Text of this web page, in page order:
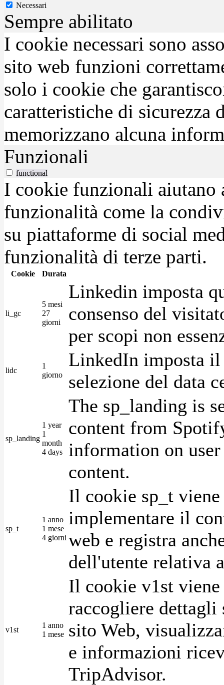
Necessari
Sempre abilitato
I cookie necessari sono
sito web funzioni
solo i cookie che
caratteristiche di sicurezza
memorizzano alcuna
Funzionali
functional
I cookie funzionali aiutano
funzionalità come la
su piattaforme di social
funzionalità di terze parti.
Cookie Durata
li_gc
5 mesi
27
giorni
Linkedin imposta
consenso del
per scopi non
lidc
1
giorno
LinkedIn imposta
selezione del data
sp_landing
1 year
1
month
4 days
The sp_landing is
content from
information on
content.
sp_t
1 anno
1 mese
4 giorni
Il cookie sp_t
implementare il
web e registra
dell'utente relativa
v1st
1 anno
1 mese
Il cookie v1st
raccogliere
sito Web,
e informazioni
TripAdvisor.